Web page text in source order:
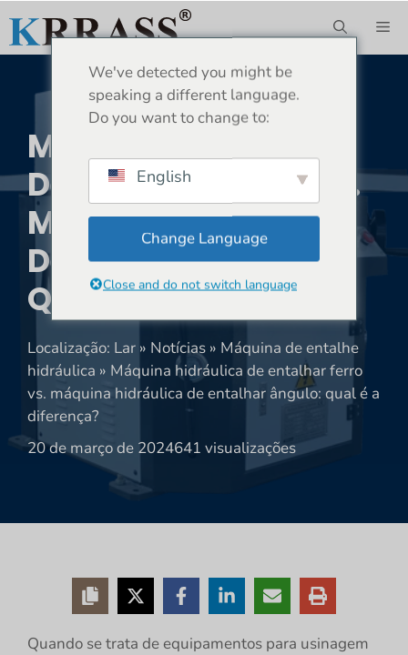
para
o
Máquina Hidráulica
De Entalhar Ferro Vs.
Máquina Hidráulica
De Entalhar Ângulo:
Qual É A Diferença?
Localização: Lar » Notícias » Máquina de entalhe
hidráulica » Máquina hidráulica de entalhar ferro
vs. máquina hidráulica de entalhar ângulo: qual é a
diferença?
20 de março de 2024641 visualizações
Quando se trata de equipamentos para usinagem
We've detected you might be
speaking a different language.
Do you want to change to:
English
Change Language
Close and do not switch language